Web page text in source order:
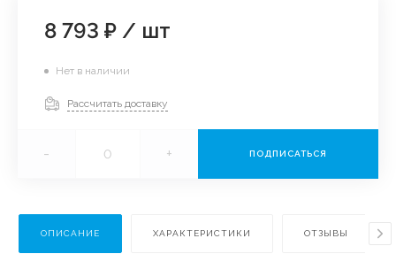
8 793 ₽ / шт
Нет в наличии
Рассчитать доставку
- + ПОДПИСАТЬСЯ
ОПИСАНИЕ ХАРАКТЕРИСТИКИ ОТЗЫВЫ